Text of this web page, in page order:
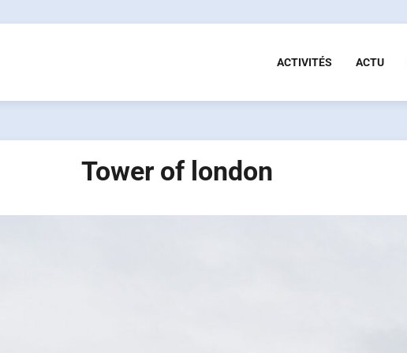
ACTIVITÉS ACTU
Tower of london